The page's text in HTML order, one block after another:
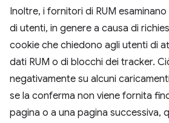
Inoltre, i fornitori di RUM
di utenti, in genere a causa di
cookie che chiedono agli utenti di
dati RUM o di blocchi dei tracker.
negativamente su alcuni
se la conferma non viene fornita
pagina o a una pagina successiva,